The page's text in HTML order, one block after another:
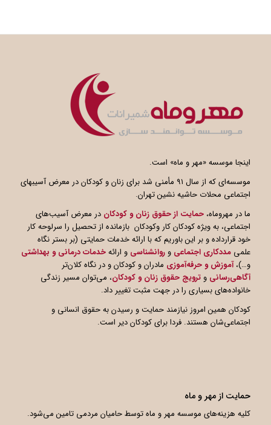
اینجا موسسه «مهر و ماه» است.
موسسه‌ای که از سال ۹۱ مأمنی شد برای زنان و کودکان در معرض آسیبهای
اجتماعی محلات حاشیه نشین تهران.
ما در مهروماه، حمایت از حقوق زنان و کودکان در معرض آسیب‌های
اجتماعی، به ویژه کودکان کار وکودکان بازمانده از تحصیل را سرلوحه کار
خود قرارداده و بر این باوریم که با ارائه خدمات حمایتی (بر بستر نگاه
علمی مددکاری اجتماعی وروانشناسی و ارائهخدمات درمانی و بهداشتی
و…)،آموزش و حرفه‌آموزی مادران و کودکان و در نگاه کلان‌تر
آگاهیرسانی وترویج حقوق زنان و کودکان، می‌توان مسیر زندگی
خانواده‌های بسیاری را در جهت مثبت تغییر داد.
کودکان همین امروز نیازمند حمایت و رسیدن به حقوق انسانی و
اجتماعی‌شان هستند. فردا برای کودکان دیر است.
حمایت از مهر و ماه
کلیه هزینه‌های موسسه مهر و ماه توسط حامیان مردمی تامین می‌شود.